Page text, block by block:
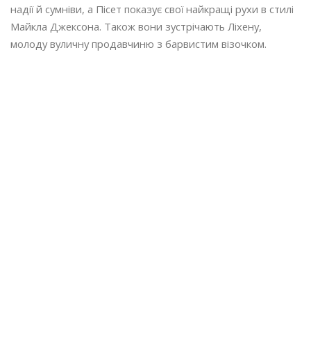
надії й сумніви, а Пісет показує свої найкращі рухи в стилі
Майкла Джексона. Також вони зустрічають Ліхену,
молоду вуличну продавчиню з барвистим візочком.